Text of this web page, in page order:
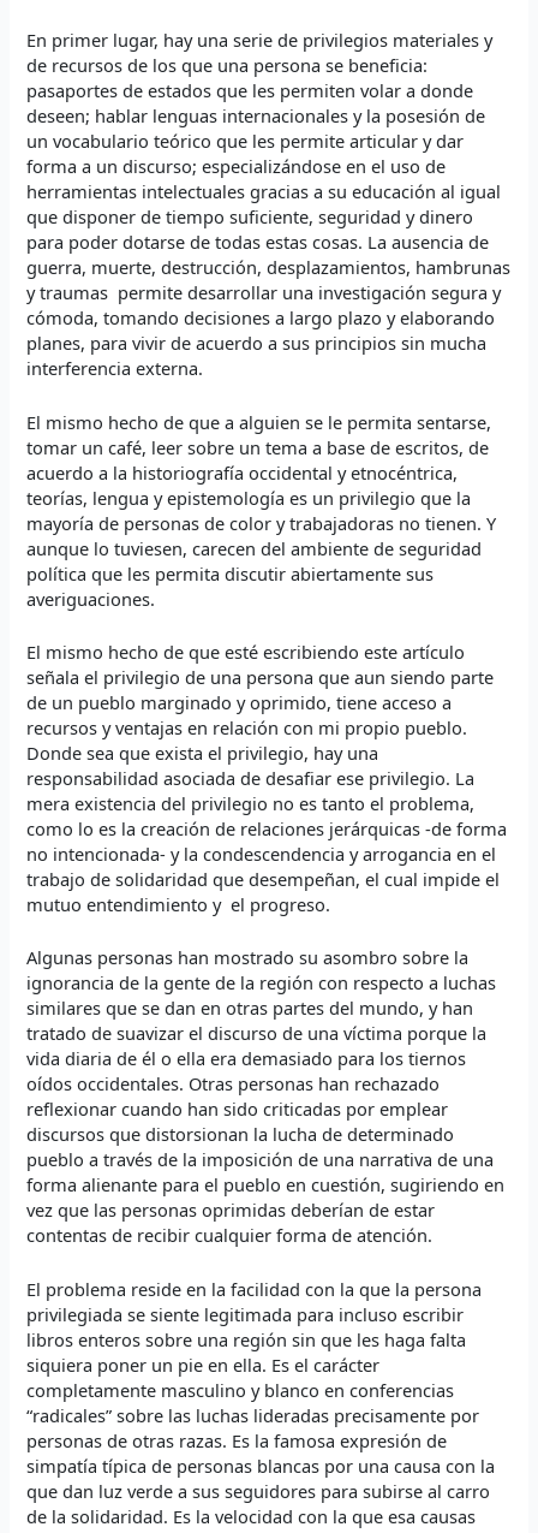
En primer lugar, hay una serie de privilegios materiales y
de recursos de los que una persona se beneficia:
pasaportes de estados que les permiten volar a donde
deseen; hablar lenguas internacionales y la posesión de
un vocabulario teórico que les permite articular y dar
forma a un discurso; especializándose en el uso de
herramientas intelectuales gracias a su educación al igual
que disponer de tiempo suficiente, seguridad y dinero
para poder dotarse de todas estas cosas. La ausencia de
guerra, muerte, destrucción, desplazamientos, hambrunas
y traumas permite desarrollar una investigación segura y
cómoda, tomando decisiones a largo plazo y elaborando
planes, para vivir de acuerdo a sus principios sin mucha
interferencia externa.
El mismo hecho de que a alguien se le permita sentarse,
tomar un café, leer sobre un tema a base de escritos, de
acuerdo a la historiografía occidental y etnocéntrica,
teorías, lengua y epistemología es un privilegio que la
mayoría de personas de color y trabajadoras no tienen. Y
aunque lo tuviesen, carecen del ambiente de seguridad
política que les permita discutir abiertamente sus
averiguaciones.
El mismo hecho de que esté escribiendo este artículo
señala el privilegio de una persona que aun siendo parte
de un pueblo marginado y oprimido, tiene acceso a
recursos y ventajas en relación con mi propio pueblo.
Donde sea que exista el privilegio, hay una
responsabilidad asociada de desafiar ese privilegio. La
mera existencia del privilegio no es tanto el problema,
como lo es la creación de relaciones jerárquicas -de forma
no intencionada- y la condescendencia y arrogancia en el
trabajo de solidaridad que desempeñan, el cual impide el
mutuo entendimiento y el progreso.
Algunas personas han mostrado su asombro sobre la
ignorancia de la gente de la región con respecto a luchas
similares que se dan en otras partes del mundo, y han
tratado de suavizar el discurso de una víctima porque la
vida diaria de él o ella era demasiado para los tiernos
oídos occidentales. Otras personas han rechazado
reflexionar cuando han sido criticadas por emplear
discursos que distorsionan la lucha de determinado
pueblo a través de la imposición de una narrativa de una
forma alienante para el pueblo en cuestión, sugiriendo en
vez que las personas oprimidas deberían de estar
contentas de recibir cualquier forma de atención.
El problema reside en la facilidad con la que la persona
privilegiada se siente legitimada para incluso escribir
libros enteros sobre una región sin que les haga falta
siquiera poner un pie en ella. Es el carácter
completamente masculino y blanco en conferencias
“radicales” sobre las luchas lideradas precisamente por
personas de otras razas. Es la famosa expresión de
simpatía típica de personas blancas por una causa con la
que dan luz verde a sus seguidores para subirse al carro
de la solidaridad. Es la velocidad con la que esa causas